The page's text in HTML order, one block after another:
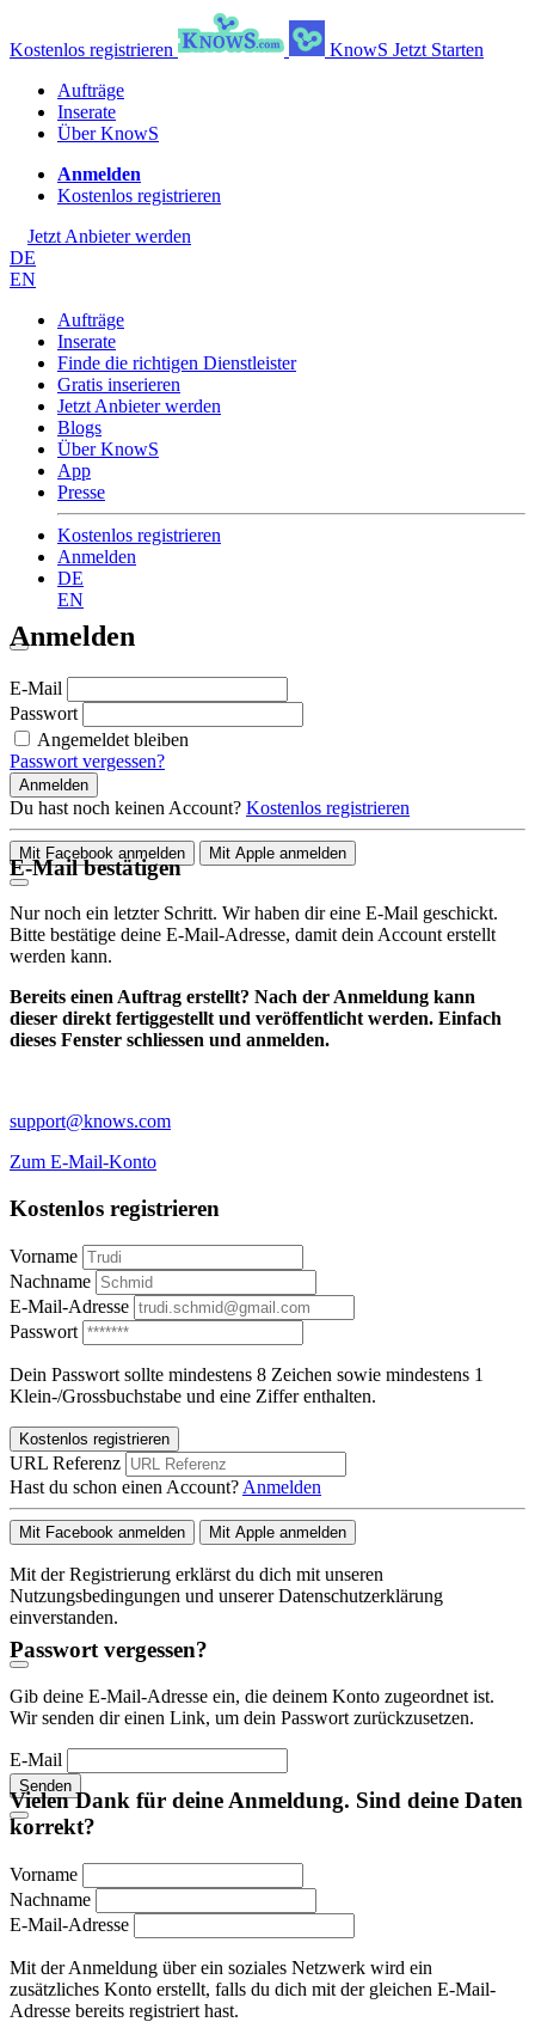
Kostenlos registrieren KnowS Jetzt Starten
Aufträge
Inserate
Über KnowS
Anmelden
Kostenlos registrieren
Jetzt Anbieter werden
DE
EN
Aufträge
Inserate
Finde die richtigen Dienstleister
Gratis inserieren
Jetzt Anbieter werden
Blogs
Über KnowS
App
Presse
Kostenlos registrieren
Anmelden
DE
EN
Anmelden
E-Mail
Passwort
Angemeldet bleiben
Passwort vergessen?
Anmelden
Du hast noch keinen Account? Kostenlos registrieren
Mit Facebook anmelden Mit Apple anmelden
E-Mail bestätigen
Nur noch ein letzter Schritt. Wir haben dir eine E-Mail geschickt.
Bitte bestätige deine E-Mail-Adresse, damit dein Account erstellt
werden kann.
Bereits einen Auftrag erstellt? Nach der Anmeldung kann
dieser direkt fertiggestellt und veröffentlicht werden. Einfach
dieses Fenster schliessen und anmelden.
support@knows.com
Zum E-Mail-Konto
Kostenlos registrieren
Vorname
Nachname
E-Mail-Adresse
Passwort
Dein Passwort sollte mindestens 8 Zeichen sowie mindestens 1
Klein-/Grossbuchstabe und eine Ziffer enthalten.
Kostenlos registrieren
URL Referenz
Hast du schon einen Account? Anmelden
Mit Facebook anmelden Mit Apple anmelden
Mit der Registrierung erklärst du dich mit unseren
Nutzungsbedingungen und unserer Datenschutzerklärung
einverstanden.
Passwort vergessen?
Gib deine E-Mail-Adresse ein, die deinem Konto zugeordnet ist.
Wir senden dir einen Link, um dein Passwort zurückzusetzen.
E-Mail
Senden
Vielen Dank für deine Anmeldung. Sind deine Daten
korrekt?
Vorname
Nachname
E-Mail-Adresse
Mit der Anmeldung über ein soziales Netzwerk wird ein
zusätzliches Konto erstellt, falls du dich mit der gleichen E-Mail-
Adresse bereits registriert hast.